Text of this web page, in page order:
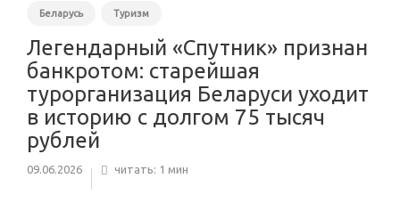
Беларусь Туризм
Легендарный «Спутник» признан
банкротом: старейшая
турорганизация Беларуси уходит
в историю с долгом 75 тысяч
рублей
09.06.2026 читать: 1 мин